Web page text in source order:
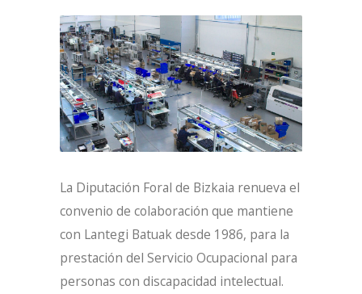
La Diputación Foral de Bizkaia renueva el
convenio de colaboración que mantiene
con Lantegi Batuak desde 1986, para la
prestación del Servicio Ocupacional para
personas con discapacidad intelectual.